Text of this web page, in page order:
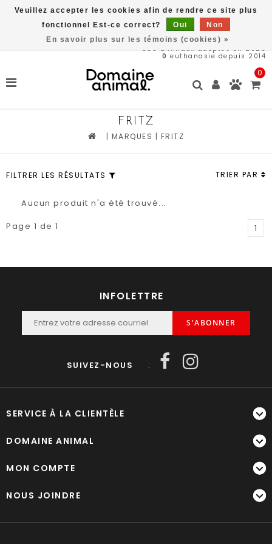
569animaux adoptés en 2026
0 euthanasie depuis 2014
0
FRITZ
| MARQUES | FRITZ
FILTRER LES RÉSULTATS TRIER PAR
Aucun produit n'a été trouvé...
Page 1 de 1
1
INFOLETTRE
S'ABONNER
SUIVEZ-NOUS :
SERVICE À LA CLIENTÈLE
DOMAINE ANIMAL
MON COMPTE
NOUS JOINDRE
Veuillez accepter les cookies afin de rendre ce site plus
fonctionnel Est-ce correct?
Oui
Non
En savoir plus sur les témoins (cookies) »
Livraison gratuite à partir de 89$*